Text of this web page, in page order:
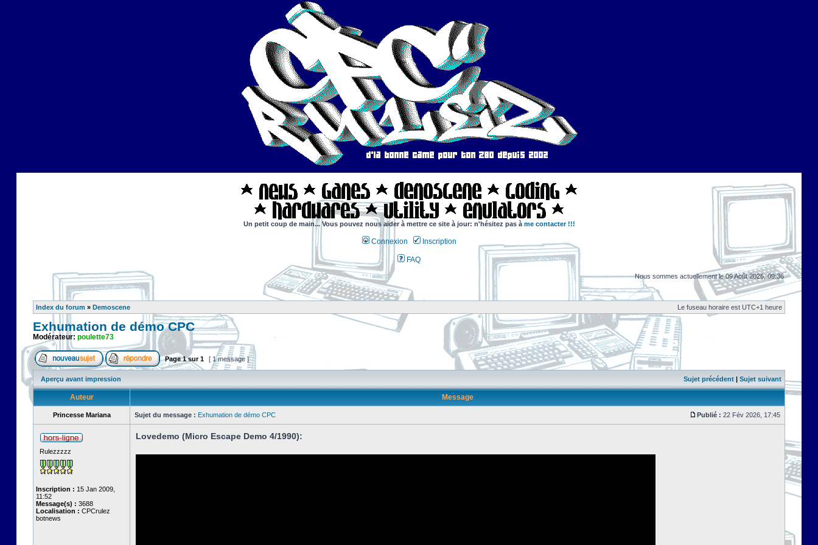
Un petit coup de main... Vous pouvez nous aider à mettre ce site à jour: n'hésitez pas à me contacter !!!
Connexion Inscription
FAQ
Nous sommes actuellement le 09 Août 2026, 09:36
Index du forum » Demoscene Le fuseau horaire est UTC+1 heure
Exhumation de démo CPC
Modérateur: poulette73
Page1sur1 [ 1 message ]
Aperçu avant impression Sujet précédent | Sujet suivant
Auteur Message
Princesse Mariana Sujet du message : Exhumation de démo CPC Publié : 22 Fév 2026, 17:45
Rulezzzzz
Inscription : 15 Jan 2009,
11:52
Message(s) : 3688
Localisation : CPCrulez
botnews
Lovedemo (Micro Escape Demo 4/1990):